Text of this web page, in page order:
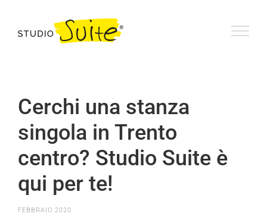
contenuto
Cerchi una stanza
singola in Trento
centro? Studio Suite è
qui per te!
FEBBRAIO 2020